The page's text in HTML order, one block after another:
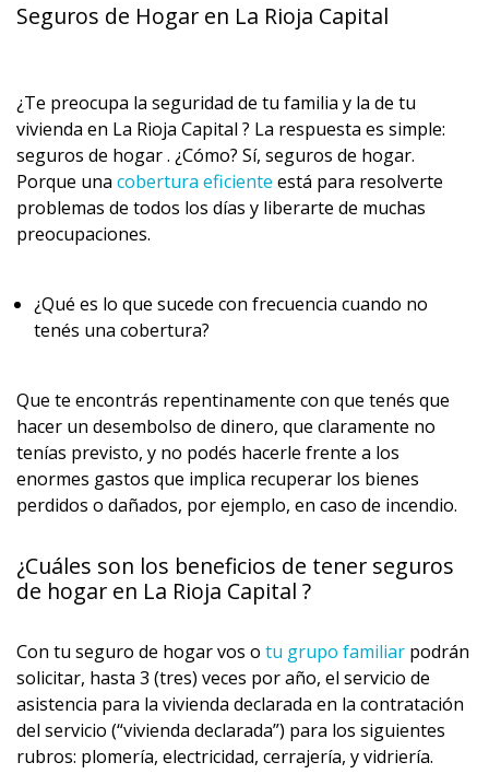
Seguros de Hogar en La Rioja Capital
¿Te preocupa la seguridad de tu familia y la de tu
vivienda en La Rioja Capital ? La respuesta es simple:
seguros de hogar . ¿Cómo? Sí, seguros de hogar.
Porque una cobertura eficiente está para resolverte
problemas de todos los días y liberarte de muchas
preocupaciones.
¿Qué es lo que sucede con frecuencia cuando no
tenés una cobertura?
Que te encontrás repentinamente con que tenés que
hacer un desembolso de dinero, que claramente no
tenías previsto, y no podés hacerle frente a los
enormes gastos que implica recuperar los bienes
perdidos o dañados, por ejemplo, en caso de incendio.
¿Cuáles son los beneficios de tener seguros
de hogar en La Rioja Capital ?
Con tu seguro de hogar vos o tu grupo familiar podrán
solicitar, hasta 3 (tres) veces por año, el servicio de
asistencia para la vivienda declarada en la contratación
del servicio (“vivienda declarada”) para los siguientes
rubros: plomería, electricidad, cerrajería, y vidriería.